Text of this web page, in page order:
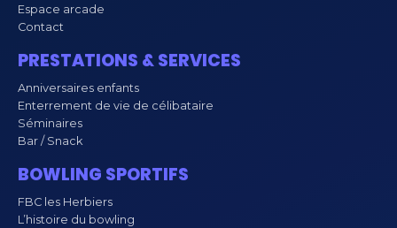
Espace arcade
Contact
PRESTATIONS & SERVICES
Anniversaires enfants
Enterrement de vie de célibataire
Séminaires
Bar / Snack
BOWLING SPORTIFS
FBC les Herbiers
L’histoire du bowling